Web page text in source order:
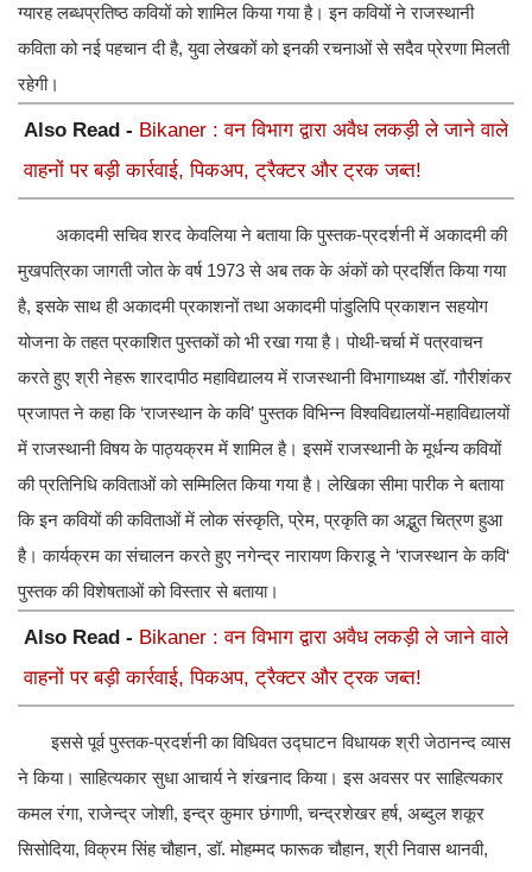
ग्यारह लब्धप्रतिष्ठ कवियों को शामिल किया गया है। इन कवियों ने राजस्थानी
कविता को नई पहचान दी है, युवा लेखकों को इनकी रचनाओं से सदैव प्रेरणा मिलती
रहेगी।
Also Read - Bikaner : वन विभाग द्वारा अवैध लकड़ी ले जाने वाले
वाहनों पर बड़ी कार्रवाई, पिकअप, ट्रैक्टर और ट्रक जब्त!
अकादमी सचिव शरद केवलिया ने बताया कि पुस्तक-प्रदर्शनी में अकादमी की
मुखपत्रिका जागती जोत के वर्ष 1973 से अब तक के अंकों को प्रदर्शित किया गया
है, इसके साथ ही अकादमी प्रकाशनों तथा अकादमी पांडुलिपि प्रकाशन सहयोग
योजना के तहत प्रकाशित पुस्तकों को भी रखा गया है। पोथी-चर्चा में पत्रवाचन
करते हुए श्री नेहरू शारदापीठ महाविद्यालय में राजस्थानी विभागाध्यक्ष डॉ. गौरीशंकर
प्रजापत ने कहा कि ‘राजस्थान के कवि’ पुस्तक विभिन्न विश्वविद्यालयों-महाविद्यालयों
में राजस्थानी विषय के पाठ्यक्रम में शामिल है। इसमें राजस्थानी के मूर्धन्य कवियों
की प्रतिनिधि कविताओं को सम्मिलित किया गया है। लेखिका सीमा पारीक ने बताया
कि इन कवियों की कविताओं में लोक संस्कृति, प्रेम, प्रकृति का अद्भुत चित्रण हुआ
है। कार्यक्रम का संचालन करते हुए नगेन्द्र नारायण किराडू ने ‘राजस्थान के कवि‘
पुस्तक की विशेषताओं को विस्तार से बताया।
Also Read - Bikaner : वन विभाग द्वारा अवैध लकड़ी ले जाने वाले
वाहनों पर बड़ी कार्रवाई, पिकअप, ट्रैक्टर और ट्रक जब्त!
इससे पूर्व पुस्तक-प्रदर्शनी का विधिवत उद्घाटन विधायक श्री जेठानन्द व्यास
ने किया। साहित्यकार सुधा आचार्य ने शंखनाद किया। इस अवसर पर साहित्यकार
कमल रंगा, राजेन्द्र जोशी, इन्द्र कुमार छंगाणी, चन्द्रशेखर हर्ष, अब्दुल शकूर
सिसोदिया, विक्रम सिंह चौहान, डॉ. मोहम्मद फारूक चौहान, श्री निवास थानवी,